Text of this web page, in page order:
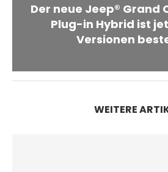
Der neue Jeep® Grand
Plug-in Hybrid ist
Versionen
WEITERE